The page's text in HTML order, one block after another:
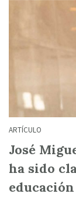
ARTÍCULO
José
ha sido